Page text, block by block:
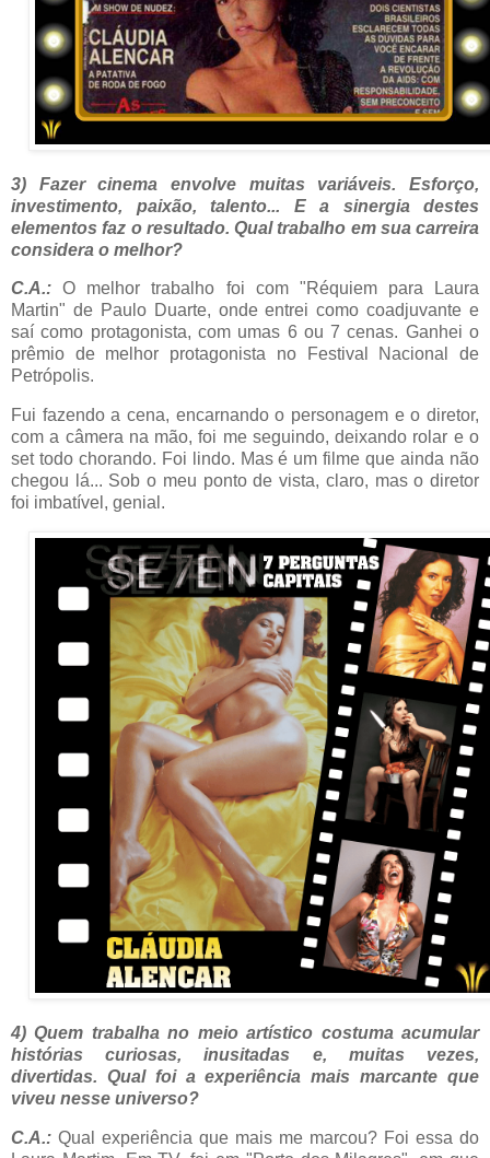
3) Fazer cinema envolve muitas variáveis. Esforço,
investimento, paixão, talento... E a sinergia destes
elementos faz o resultado. Qual trabalho em sua carreira
considera o melhor?
C.A.: O melhor trabalho foi com "Réquiem para Laura
Martin" de Paulo Duarte, onde entrei como coadjuvante e
saí como protagonista, com umas 6 ou 7 cenas. Ganhei o
prêmio de melhor protagonista no Festival Nacional de
Petrópolis.
Fui fazendo a cena, encarnando o personagem e o diretor,
com a câmera na mão, foi me seguindo, deixando rolar e o
set todo chorando. Foi lindo. Mas é um filme que ainda não
chegou lá... Sob o meu ponto de vista, claro, mas o diretor
foi imbatível, genial.
4)Quem trabalha no meio artístico costuma acumular
histórias curiosas, inusitadas e, muitas vezes,
divertidas. Qual foi a experiência mais marcante que
viveu nesse universo?
C.A.: Qual experiência que mais me marcou? Foi essa do